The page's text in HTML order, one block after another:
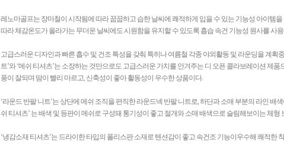
레노마골프는 장마철이 시작됨에 따라 꿉꿉하고 습한 날씨에 쾌적하게 입을 수 있는 기능성 아이템
따라 체감온도가 올라가는 무더운 날씨에도 시원함을 유지할 수 있도록 흡습 속건 기능성 원사를 사
고급스러운 디자인과 빠른 흡수 및 건조 특성을 갖춰 특히나 여름철 각종 야외활동 및 라운딩을 계획
트’와 ‘메쉬 티셔츠’는 소장하는 것만으로도 고급스러운 가치를 안겨주는 디 오픈 콜라보레이션 제품
풍이 잘되며 땀이 빨리 마르고, 신축성이 좋아 활동성이 우수한 상품이다.
‘라운드 반팔 니트’는 상단에 메쉬 조직을 편직한 라운드넥 반팔 니트로, 하단과 소매 부분의 라인 배
쉬 티셔츠’ 는 배색 및 등판이 메쉬로 구성돼 통기성이 좋고 절개와 소매 배색으로 슬림해보이는 체형
‘냉감소재 티셔츠’는 드라이한 타입의 폴리스판 소재로 텐션감이 좋고 속건조 기능이우수해 쾌적한